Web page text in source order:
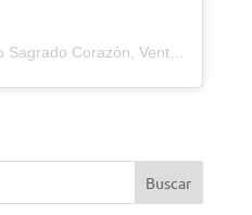
A post shared by Colegio Sagrado Corazón, Venta (@sagradocorazonventa)